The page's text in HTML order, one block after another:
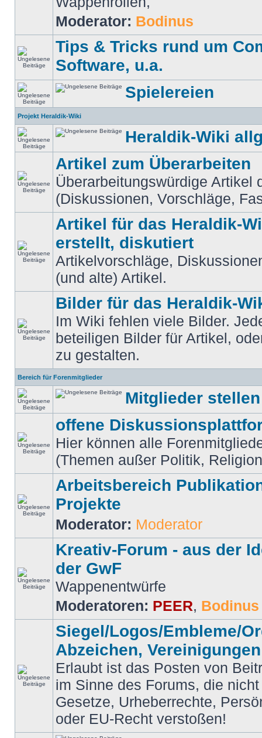
Moderator: Bodinus
Tips & Tricks rund um
Software, u.a.
Spielereien
Projekt Heraldik-Wiki
Heraldik-Wiki
Artikel zum Überarbeiten
Überarbeitungswürdige Artikel
(Diskussionen, Vorschläge,
Artikel für das Heraldik-
erstellt, diskutiert
Artikelvorschläge,
(und alte) Artikel.
Bilder für das Heraldik-
Im Wiki fehlen viele Bilder.
beteiligen Bilder für Artikel,
zu gestalten.
Bereich für Forenmitglieder
Mitglieder
offene
Hier können alle
(Themen außer Politik,
Arbeitsbereich
Projekte
Moderator: Moderator
Kreativ-Forum - aus der
der GwF
Wappenentwürfe
Moderatoren: PEER, Bodinus
Siegel/Logos/Embleme/
Abzeichen,
Erlaubt ist das Posten von
im Sinne des Forums, die
Gesetze, Urheberrechte,
oder EU-Recht verstoßen!